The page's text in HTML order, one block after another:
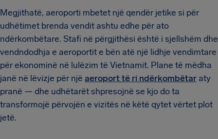
Megjithatë, aeroporti mbetet një qendër jetike si për
udhëtimet brenda vendit ashtu edhe për ato
ndërkombëtare. Stafi në përgjithësi është i sjellshëm dhe
vendndodhja e aeroportit e bën atë një lidhje vendimtare
për ekonominë në lulëzim të Vietnamit. Plane të mëdha
janë në lëvizje për një aeroport të ri ndërkombëtar aty
pranë — dhe udhëtarët shpresojnë se kjo do ta
transformojë përvojën e vizitës në këtë qytet vërtet plot
jetë.